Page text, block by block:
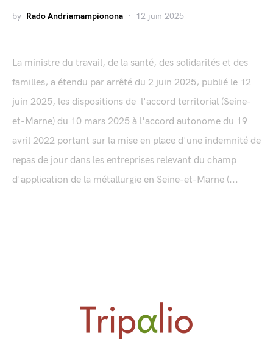
by Rado Andriamampionona 12 juin 2025
La ministre du travail, de la santé, des solidarités et des
familles, a étendu par arrêté du 2 juin 2025, publié le 12
juin 2025, les dispositions de l'accord territorial (Seine-
et-Marne) du 10 mars 2025 à l'accord autonome du 19
avril 2022 portant sur la mise en place d'une indemnité de
repas de jour dans les entreprises relevant du champ
d'application de la métallurgie en Seine-et-Marne (...